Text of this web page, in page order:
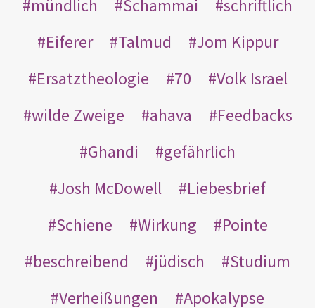
mündlich
Schammai
schriftlich
Eiferer
Talmud
Jom Kippur
Ersatztheologie
70
Volk Israel
wilde Zweige
ahava
Feedbacks
Ghandi
gefährlich
Josh McDowell
Liebesbrief
Schiene
Wirkung
Pointe
beschreibend
jüdisch
Studium
Verheißungen
Apokalypse